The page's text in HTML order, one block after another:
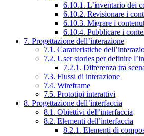
6.10.1. L’inventario dei
6.10.2. Revisionare i
6.10.3. Migrare i
6.10.4. Pubblicare i
7. Progettazione dell’interazione
7.1. Caratteristiche
7.2. User stories per definire
7.2.1. Differenza tra
7.3. Flussi di interazione
7.4. Wireframe
7.5. Prototipi interattivi
8. Progettazione dell’interfaccia
8.1. Obiettivi dell’interfaccia
8.2. Elementi dell’interfaccia
8.2.1. Elementi di